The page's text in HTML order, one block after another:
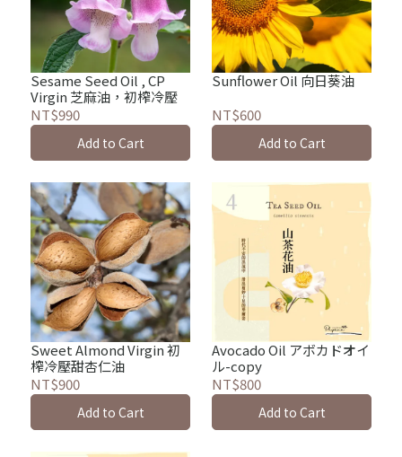
Sesame Seed Oil , CP
Virgin 芝麻油，初榨冷壓
NT$990
Add to Cart
Sunflower Oil 向日葵油
NT$600
Add to Cart
Sweet Almond Virgin 初
榨冷壓甜杏仁油
NT$900
Add to Cart
Avocado Oil アボカドオイ
ル-copy
NT$800
Add to Cart